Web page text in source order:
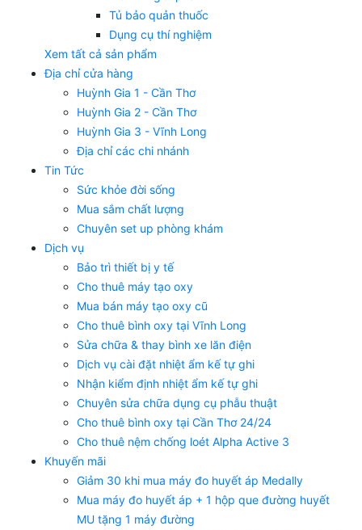
Tủ bảo quản thuốc
Dụng cụ thí nghiệm
Xem tất cả sản phẩm
Địa chỉ cửa hàng
Huỳnh Gia 1 - Cần Thơ
Huỳnh Gia 2 - Cần Thơ
Huỳnh Gia 3 - Vĩnh Long
Địa chỉ các chi nhánh
Tin Tức
Sức khỏe đời sống
Mua sắm chất lượng
Chuyên set up phòng khám
Dịch vụ
Bảo trì thiết bị y tế
Cho thuê máy tạo oxy
Mua bán máy tạo oxy cũ
Cho thuê bình oxy tại Vĩnh Long
Sửa chữa & thay bình xe lăn điện
Dịch vụ cài đặt nhiệt ẩm kế tự ghi
Nhận kiểm định nhiệt ẩm kế tự ghi
Chuyên sửa chữa dụng cụ phẫu thuật
Cho thuê bình oxy tại Cần Thơ 24/24
Cho thuê nệm chống loét Alpha Active 3
Khuyến mãi
Giảm 30 khi mua máy đo huyết áp Medally
Mua máy đo huyết áp + 1 hộp que đường huyết
MU tặng 1 máy đường